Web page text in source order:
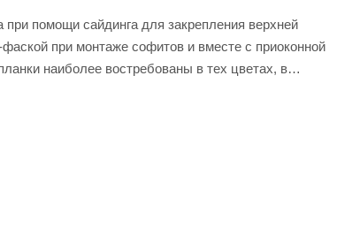
помощи сайдинга для закрепления верхней
при монтаже софитов и вместе с приоконной
наиболее востребованы в тех цветах, в